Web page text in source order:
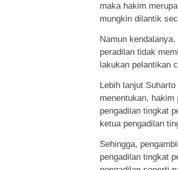
maka hakim
mungkin dilantik
Namun
peradilan tidak
lakukan pelantikan
Lebih lanjut
menentukan,
pengadilan tingkat
ketua pengadilan
Sehingga,
pengadilan tingkat